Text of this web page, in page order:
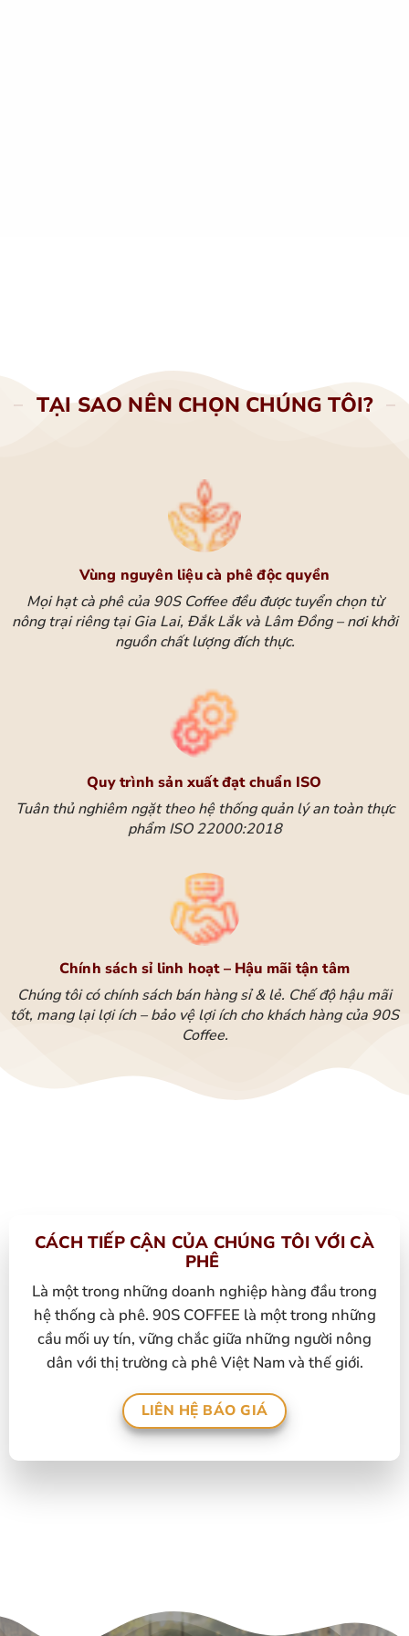
TẠI SAO NÊN CHỌN CHÚNG TÔI?
Vùng nguyên liệu cà phê độc quyền
Mọi hạt cà phê của 90S Coffee đều được tuyển chọn từ
nông trại riêng tại Gia Lai, Đắk Lắk và Lâm Đồng – nơi khởi
nguồn chất lượng đích thực.
Quy trình sản xuất đạt chuẩn ISO
Tuân thủ nghiêm ngặt theo hệ thống quản lý an toàn thực
phẩm ISO 22000:2018
Chính sách sỉ linh hoạt – Hậu mãi tận tâm
Chúng tôi có chính sách bán hàng sỉ & lẻ. Chế độ hậu mãi
tốt, mang lại lợi ích – bảo vệ lợi ích cho khách hàng của 90S
Coffee.
CÁCH TIẾP CẬN CỦA CHÚNG TÔI VỚI CÀ
PHÊ
Là một trong những doanh nghiệp hàng đầu trong
hệ thống cà phê. 90S COFFEE là một trong những
cầu mối uy tín, vững chắc giữa những người nông
dân với thị trường cà phê Việt Nam và thế giới.
LIÊN HỆ BÁO GIÁ